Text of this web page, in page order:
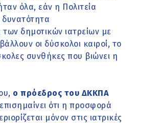
όλα, εάν η Πολιτεία
δημοτικών ιατρείων με
οι δύσκολοι καιροί, το
συνθήκες που βιώνει η
ο πρόεδρος του ΔΚΚΠΑ
επισημαίνει ότι η προσφορά
μόνον στις ιατρικές